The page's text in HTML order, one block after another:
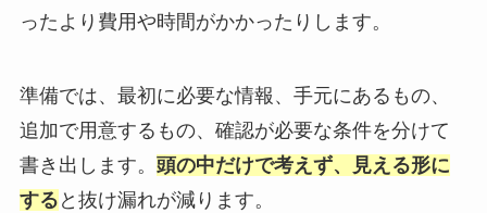
ったより費用や時間がかかったりします。
準備では、最初に必要な情報、手元にあるもの、
追加で用意するもの、確認が必要な条件を分けて
書き出します。 頭の中だけで考えず、見える形に
する と抜け漏れが減ります。